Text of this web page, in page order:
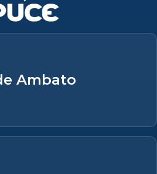
Ambato